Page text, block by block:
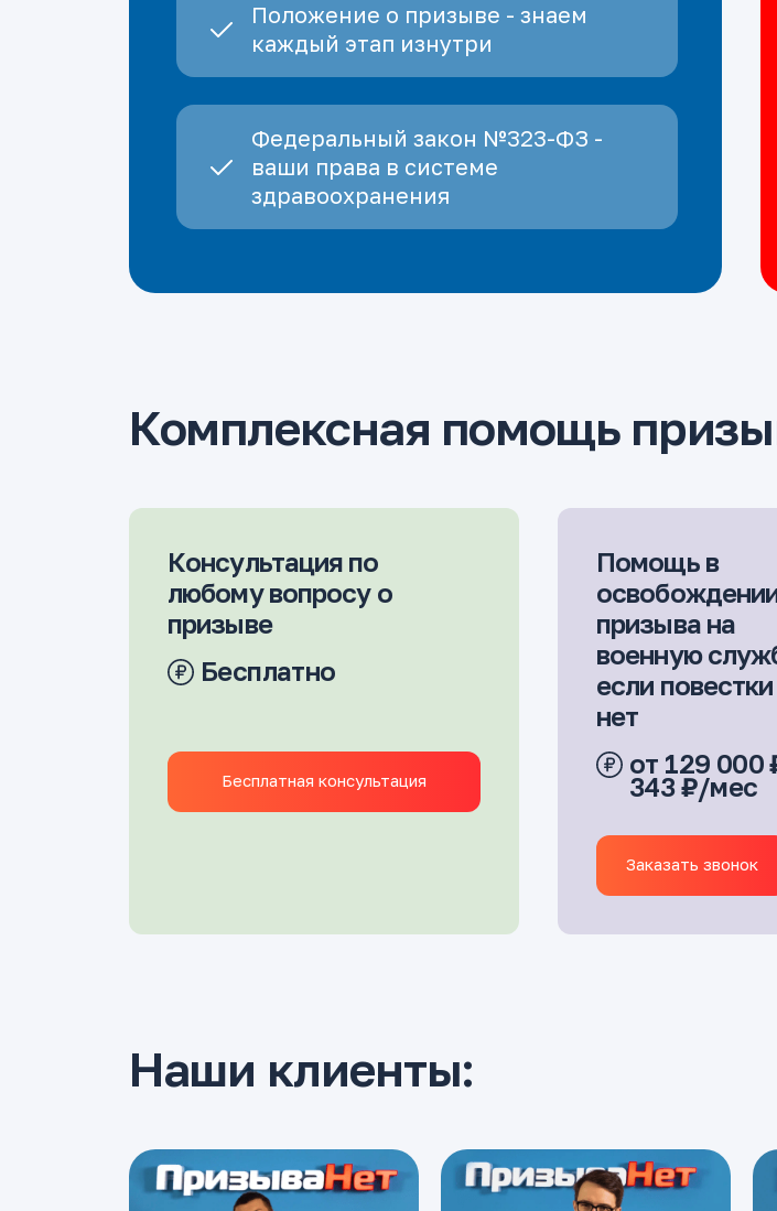
Положение о призыве - знаем
каждый этап изнутри
Федеральный закон №323-ФЗ -
ваши права в системе
здравоохранения
Комплексная помощь
Консультация по
любому вопросу о
призыве
Бесплатно
Бесплатная консультация
Помощь в
призыва на
военную
если
нет
от 129 000
343 ₽/мес
Заказать звонок
Наши клиенты: